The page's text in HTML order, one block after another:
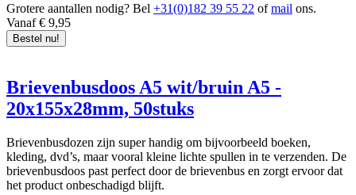
Wilt u dat klanten direct bij levering zien van wie het
brievenbuspakket afkomstig is en tevens extra reclame maken? Dan
zou een bedrukte brievenbusdoos/envelobox wellicht wat voor u
Grotere aantallen nodig? Bel +31(0)182 39 55 22 ofmail ons.
Vanaf € 9,95
Bestel nu!
Brievenbusdoos A5 wit/bruin A5 -
20x155x28mm, 50stuks
Brievenbusdozen zijn super handig om bijvoorbeeld boeken,
kleding, dvd’s, maar vooral kleine lichte spullen in te verzenden. De
brievenbusdoos past perfect door de brievenbus en zorgt ervoor dat
het product onbeschadigd blijft.